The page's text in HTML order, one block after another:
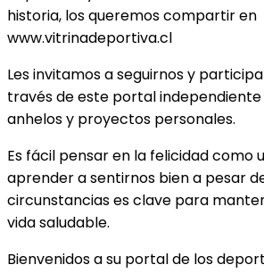
historia, los queremos compartir en
www.vitrinadeportiva.cl
Les invitamos a seguirnos y
través de este portal
anhelos y proyectos personales.
Es fácil pensar en la felicidad como
aprender a sentirnos bien a pesar
circunstancias es clave para
vida saludable.
Bienvenidos a su portal de los